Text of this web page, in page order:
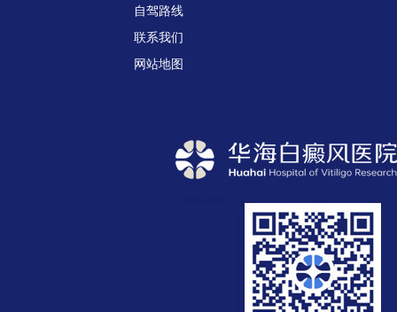
自驾路线
联系我们
网站地图